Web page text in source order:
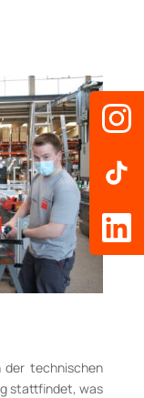
der technischen
stattfindet, was